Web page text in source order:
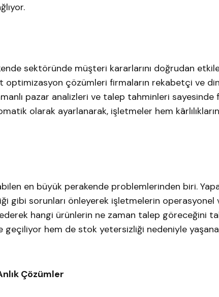
sektöründe müşteri kararlarını doğrudan
optimizasyon çözümleri firmaların rekabetçi ve
pazar analizleri ve talep tahminleri
olarak ayarlanarak, işletmeler hem
en büyük perakende problemlerinden biri.
gibi sorunları önleyerek işletmelerin operasyonel
hangi ürünlerin ne zaman talep göreceğini
geçiliyor hem de stok yetersizliği nedeniyle
Çözümler